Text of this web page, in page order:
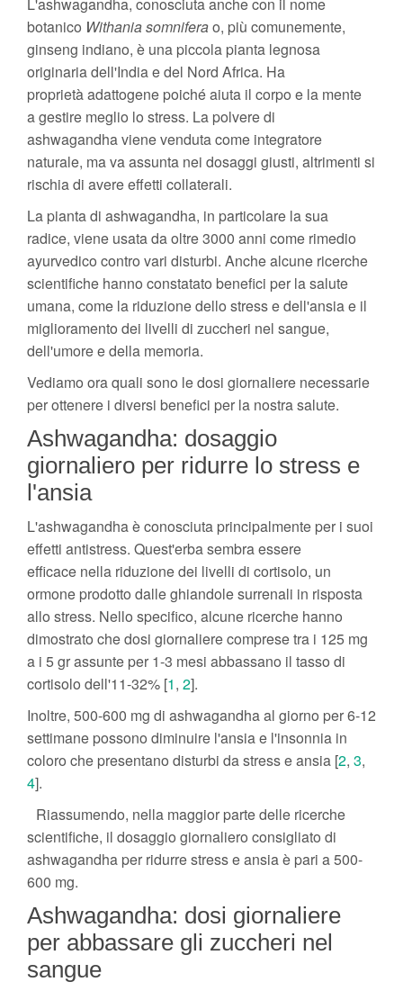
botanico Withania somniferao, più comunemente,
ginseng indiano, è una piccola pianta legnosa
originaria dell'India e del Nord Africa. Ha
proprietà adattogene poiché aiuta il corpo e la mente
a gestire meglio lo stress. La polvere di
ashwagandha viene venduta come integratore
naturale, ma va assunta nei dosaggi giusti, altrimenti si
rischia di avere effetti collaterali.
La pianta di ashwagandha, in particolare la sua
radice, viene usata da oltre 3000 anni come rimedio
ayurvedico contro vari disturbi. Anche alcune ricerche
scientifiche hanno constatato benefici per la salute
umana, come la riduzione dello stress e dell'ansia e il
miglioramento dei livelli di zuccheri nel sangue,
dell'umore e della memoria.
Vediamo ora quali sono le dosi giornaliere necessarie
per ottenere i diversi benefici per la nostra salute.
Ashwagandha: dosaggio
giornaliero per ridurre lo stress e
l'ansia
L'ashwagandha è conosciuta principalmente per i suoi
effetti antistress. Quest'erba sembra essere
efficace nella riduzione dei livelli di cortisolo, un
ormone prodotto dalle ghiandole surrenali in risposta
allo stress. Nello specifico, alcune ricerche hanno
dimostrato che dosi giornaliere comprese tra i 125 mg
a i 5 gr assunte per 1-3 mesi abbassano il tasso di
cortisolo dell'11-32% [1, 2].
Inoltre, 500-600 mg di ashwagandha al giorno per 6-12
settimane possono diminuire l'ansia e l'insonnia in
coloro che presentano disturbi da stress e ansia [2, 3,
4].
Riassumendo, nella maggior parte delle ricerche
scientifiche, il dosaggio giornaliero consigliato di
ashwagandha per ridurre stress e ansia è pari a 500-
600 mg.
Ashwagandha: dosi giornaliere
per abbassare gli zuccheri nel
sangue